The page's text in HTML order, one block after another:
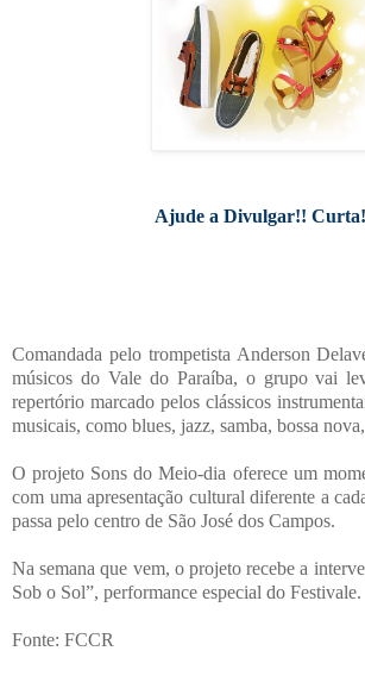
Ajude a Divulgar!!
Comandada pelo trompetista Anderson
músicos do Vale do Paraíba, o grupo vai
repertório marcado pelos clássicos
musicais, como blues, jazz, samba, bossa
O projeto Sons do Meio-dia oferece um
com uma apresentação cultural diferente a
passa pelo centro de São José dos Campos.
Na semana que vem, o projeto recebe a
Sob o Sol”, performance especial do Festivale.
Fonte: FCCR